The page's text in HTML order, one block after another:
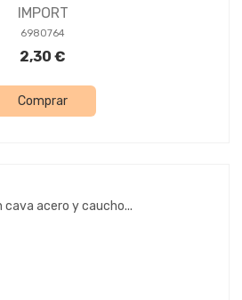
IMPORT
6980764
2,30 €
Comprar